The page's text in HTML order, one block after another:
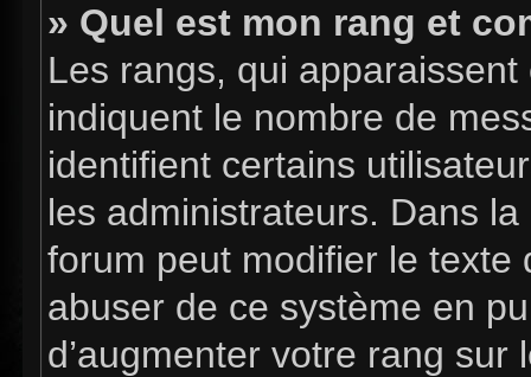
» Quel est mon rang et
Les rangs, qui
indiquent le nombre de
identifient certains
les administrateurs. Dans
forum peut modifier le
abuser de ce système en
d’augmenter votre rang